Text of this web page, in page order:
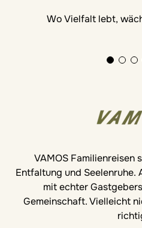
Wo Vielfalt lebt,
VAMOS Familienreisen
Entfaltung und Seelenruhe.
mit echter
Gemeinschaft. Vielleicht